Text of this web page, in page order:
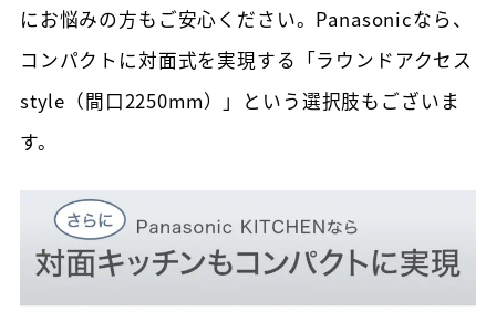
にお悩みの方もご安心ください。Panasonicなら、
コンパクトに対面式を実現する「ラウンドアクセス
style（間口2250mm）」という選択肢もございま
す。